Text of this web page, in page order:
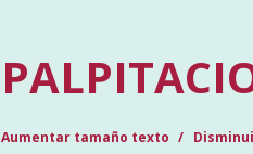
Aumentar tamaño texto